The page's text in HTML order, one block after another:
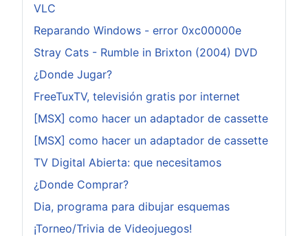
VLC
Reparando Windows - error 0xc00000e
Stray Cats - Rumble in Brixton (2004) DVD
¿Donde Jugar?
FreeTuxTV, televisión gratis por internet
[MSX] como hacer un adaptador de cassette
[MSX] como hacer un adaptador de cassette
TV Digital Abierta: que necesitamos
¿Donde Comprar?
Dia, programa para dibujar esquemas
¡Torneo/Trivia de Videojuegos!